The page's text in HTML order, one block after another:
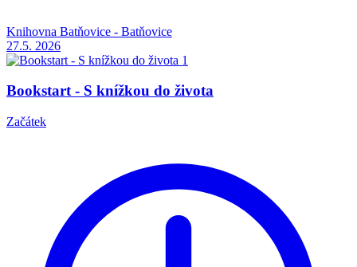
Knihovna Batňovice - Batňovice
27.5. 2026
Bookstart - S knížkou do života
Začátek